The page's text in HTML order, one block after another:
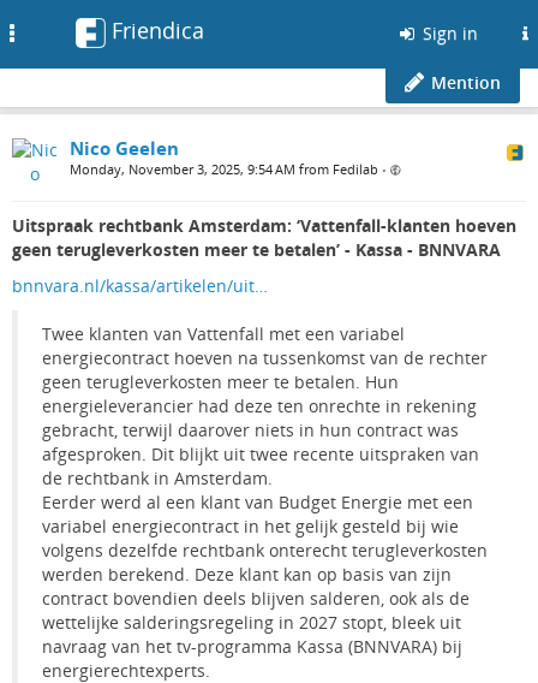
Friendica Sign in
Mention
Nico Geelen
Monday, November 3, 2025, 9:54 AM from Fedilab •
Uitspraak rechtbank Amsterdam: ‘Vattenfall-klanten hoeven
geen terugleverkosten meer te betalen’ - Kassa - BNNVARA
bnnvara.nl/kassa/artikelen/uit…
Twee klanten van Vattenfall met een variabel
energiecontract hoeven na tussenkomst van de rechter
geen terugleverkosten meer te betalen. Hun
energieleverancier had deze ten onrechte in rekening
gebracht, terwijl daarover niets in hun contract was
afgesproken. Dit blijkt uit twee recente uitspraken van
de rechtbank in Amsterdam.
Eerder werd al een klant van Budget Energie met een
variabel energiecontract in het gelijk gesteld bij wie
volgens dezelfde rechtbank onterecht terugleverkosten
werden berekend. Deze klant kan op basis van zijn
contract bovendien deels blijven salderen, ook als de
wettelijke salderingsregeling in 2027 stopt, bleek uit
navraag van het tv-programma Kassa (BNNVARA) bij
energierechtexperts.